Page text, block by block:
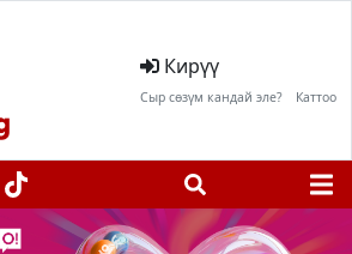
Кирүү
Сыр сөзүм кандай эле? Каттоо